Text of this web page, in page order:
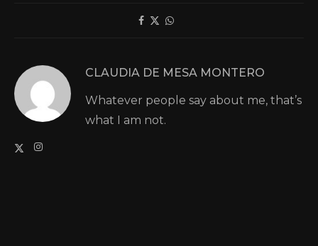
CLAUDIA DE MESA MONTERO
Whatever people say about me, that’s
what I am not.